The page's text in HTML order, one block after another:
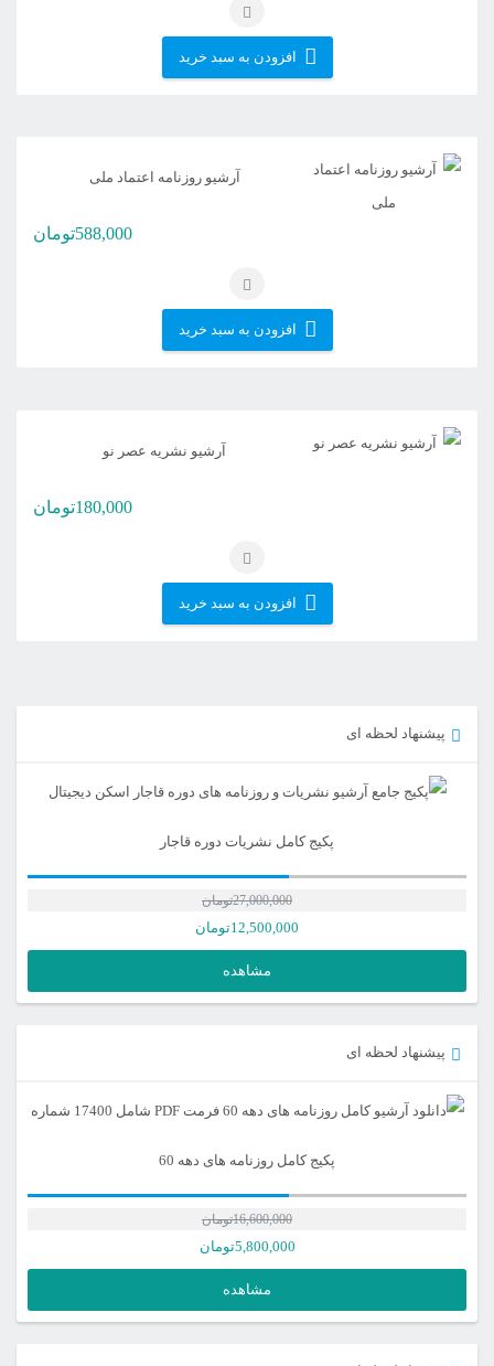
افزودن به سبد خرید
آرشیو روزنامه اعتماد ملی
588,000تومان
افزودن به سبد خرید
آرشیو نشریه عصر نو
180,000تومان
افزودن به سبد خرید
پیشنهاد لحظه ای
پکیج کامل نشریات دوره قاجار
27,000,000تومان
12,500,000تومان
مشاهده
پیشنهاد لحظه ای
پکیج کامل روزنامه های دهه 60
16,600,000تومان
5,800,000تومان
مشاهده